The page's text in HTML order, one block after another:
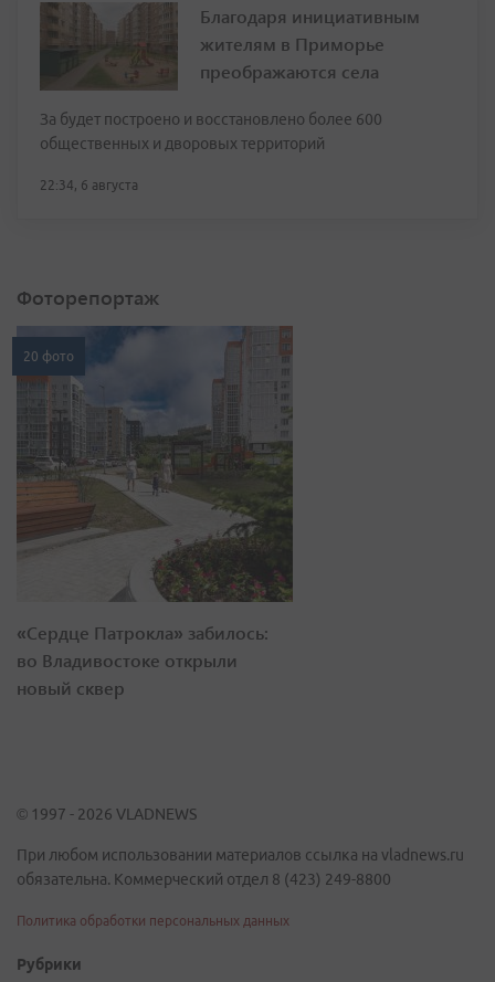
Благодаря инициативным
жителям в Приморье
преображаются села
За будет построено и восстановлено более 600
общественных и дворовых территорий
22:34, 6 августа
Фоторепортаж
20 фото
«Сердце Патрокла» забилось:
во Владивостоке открыли
новый сквер
© 1997 - 2026 VLADNEWS
При любом использовании материалов ссылка на vladnews.ru
обязательна. Коммерческий отдел 8 (423) 249-8800
Политика обработки персональных данных
Рубрики